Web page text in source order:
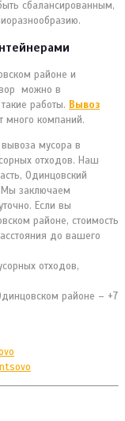
сбалансированным,
районе и
можно в
работы. Вывоз
много компаний.
мусора в
отходов. Наш
Одинцовский
заключаем
Если вы
районе, стоимость
до вашего
отходов,
районе – +7